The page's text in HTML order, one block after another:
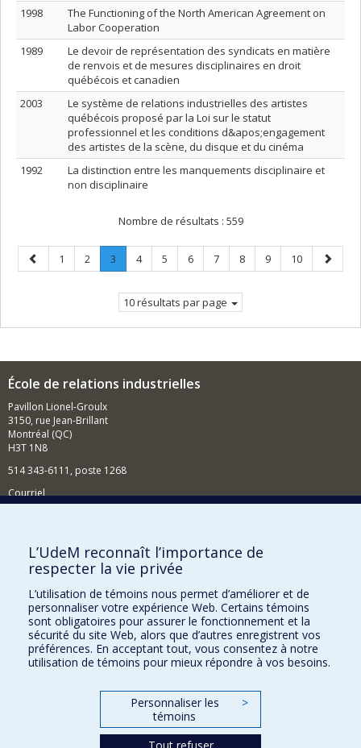
1998
The Functioning of the North American Agreement on
Labor Cooperation
1989
Le devoir de représentation des syndicats en matière
de renvois et de mesures disciplinaires en droit
québécois et canadien
2003
Le système de relations industrielles des artistes
québécois proposé par la Loi sur le statut
professionnel et les conditions d&apos;engagement
des artistes de la scène, du disque et du cinéma
1992
La distinction entre les manquements disciplinaire et
non disciplinaire
Nombre de résultats : 559
Page
précédente
Page
1 Page
2 Page
3
Page
Page
4 Page
5 Page
6 Page
7 Page
8 Page
9 Page
10
Page
10 résultats par page
École de relations industrielles
Pavillon Lionel-Groulx
3150, rue Jean-Brillant
Montréal (QC)
H3T 1N8
514 343-6111, poste 1268
Courriel
Comment soutenir l'École?
BESOIN D'AIDE?
Plan du site
Signaler une erreur
Accessibilité
FACULTÉ DES ARTS ET DES SCIENCES
Nos départements et écoles
L’UdeM reconnaît l’importance de
respecter la vie privée
L’utilisation de témoins nous permet d’améliorer et de
personnaliser votre expérience Web. Certains témoins
sont obligatoires pour assurer le fonctionnement et la
sécurité du site Web, alors que d’autres enregistrent vos
préférences. En acceptant tout, vous consentez à notre
utilisation de témoins pour mieux répondre à vos besoins.
Personnaliser les
témoins
>
Tout refuser